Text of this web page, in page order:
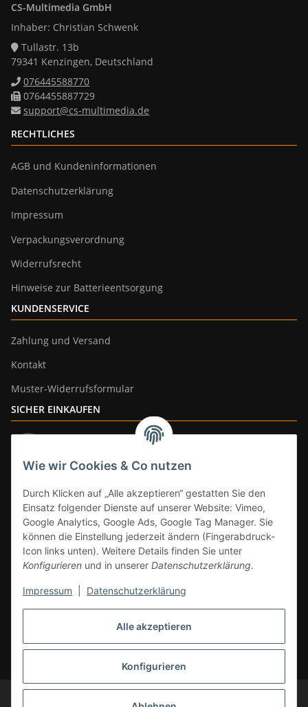
Alle akzeptieren
Konfigurieren
Wie wir Cookies & Co nutzen
Durch Klicken auf „Alle akzeptieren“ gestatten Sie den
Einsatz folgender Dienste auf unserer Website: Vimeo,
Google Analytics, Google Ads, Google Tag Manager. Sie
können die Einstellung jederzeit ändern (Fingerabdruck-
Icon links unten). Weitere Details finden Sie unter
Konfigurieren und in unserer Datenschutzerklärung.
Impressum Datenschutzerklärung
CS-Multimedia GmbH
Inhaber: Christian Schwenk
Tullastr. 13b
79341 Kenzingen, Deutschland
076445588770
0764455887729
support@cs-multimedia.de
RECHTLICHES
AGB und Kundeninformationen
Datenschutzerklärung
Impressum
Verpackungsverordnung
Widerrufsrecht
Hinweise zur Batterieentsorgung
KUNDENSERVICE
Zahlung und Versand
Kontakt
Muster-Widerrufsformular
SICHER EINKAUFEN
Vertrag widerrufen
* Alle Preise inkl. gesetzlicher Mwst., zzgl.Versand
DE, gilt nicht für Großgeräte per Spedition). Artikel mit 0% MwSt. (gem. §
12 Abs. 3 UStG) Versand nur innerhalb DE.